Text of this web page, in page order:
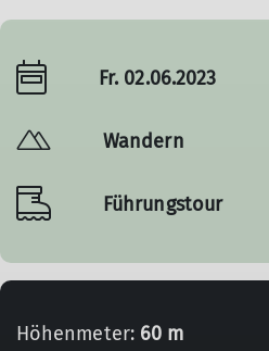
Fr. 02.06.2023
Wandern
Führungstour
Höhenmeter: 60 m